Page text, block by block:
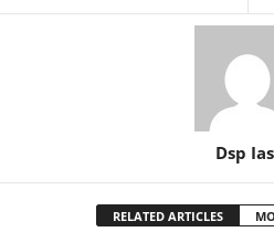
Dsp
RELATED ARTICLES